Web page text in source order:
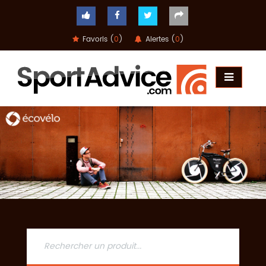
Favoris (0) Alertes (0)
COMPARATEUR
CONSEILS
QUESTIONS
-
RÉPONSES
CONTACT